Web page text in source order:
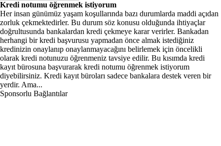
Kredi notumu öğrenmek istiyorum
Her insan günümüz yaşam koşullarında bazı durumlarda maddi açıdan
zorluk çekmektedirler. Bu durum söz konusu olduğunda ihtiyaçlar
doğrultusunda bankalardan kredi çekmeye karar verirler. Bankadan
herhangi bir kredi başvurusu yapmadan önce almak istediğiniz
kredinizin onaylanıp onaylanmayacağını belirlemek için öncelikli
olarak kredi notunuzu öğrenmeniz tavsiye edilir. Bu kısımda kredi
kayıt bürosuna başvurarak kredi notumu öğrenmek istiyorum
diyebilirsiniz. Kredi kayıt büroları sadece bankalara destek veren bir
yerdir. Ama...
Sponsorlu Bağlantılar